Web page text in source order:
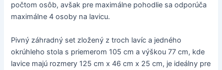
počtom osôb, avšak pre maximálne pohodlie sa odporúča
maximálne 4 osoby na lavicu.
Pivný záhradný set zložený z troch lavíc a jedného
okrúhleho stola s priemerom 105 cm a výškou 77 cm, kde
lavice majú rozmery 125 cm x 46 cm x 25 cm, je ideálny pre